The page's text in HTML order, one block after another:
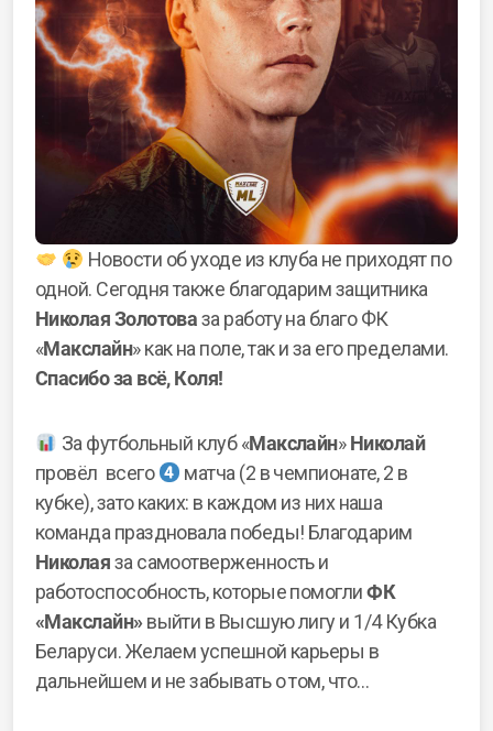
Новости об уходе из клуба не приходят по
одной. Сегодня также благодарим защитника
Николая Золотоваза работу на благо ФК
«Макслайн» как на поле, так и за его пределами.
Спасибо за всё, Коля!
За футбольный клуб «Макслайн»Николай
провёл всего
матча (2 в чемпионате, 2 в
кубке), зато каких: в каждом из них наша
команда праздновала победы! Благодарим
Николаяза самоотверженность и
работоспособность, которые помоглиФК
«Макслайн»выйти в Высшую лигу и 1/4 Кубка
Беларуси. Желаем успешной карьеры в
дальнейшем и не забывать о том, что…